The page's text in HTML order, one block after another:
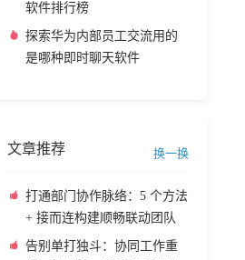
软件排行榜
探索华为内部员工交流用的
是哪种即时聊天软件
文章推荐 换一换
打通部门协作脉络：5 个方法
+ 接而连构建顺畅联动团队
告别单打独斗：协同工作重